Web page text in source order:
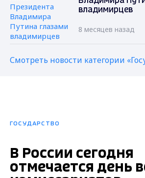
владимирцев
8 месяцев назад
Смотреть новости категории
ГОСУДАРСТВО
В России сегодня
отмечается день